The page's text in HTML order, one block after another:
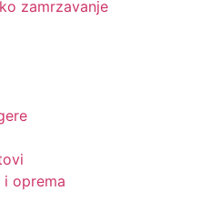
zamrzavanje
i oprema